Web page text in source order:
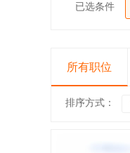
已选条件
所有职位
排序方式：